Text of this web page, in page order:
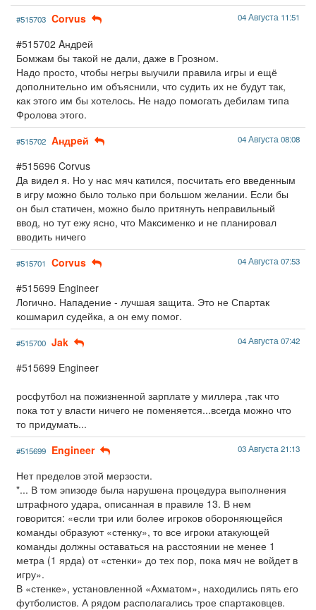
#515703 Corvus 04 Августа 11:51
#515702 Aндpeй
Бомжам бы такой не дали, даже в Грозном.
Надо просто, чтобы негры выучили правила игры и ещё
дополнительно им объяснили, что судить их не будут так,
как этого им бы хотелось. Не надо помогать дебилам типа
Фролова этого.
#515702 Aндpeй 04 Августа 08:08
#515696 Corvus
Да видел я. Но у нас мяч катился, посчитать его введенным
в игру можно было только при большом желании. Если бы
он был статичен, можно было притянуть неправильный
ввод, но тут ежу ясно, что Максименко и не планировал
вводить ничего
#515701 Corvus 04 Августа 07:53
#515699 Engineer
Логично. Нападение - лучшая защита. Это не Спартак
кошмарил судейка, а он ему помог.
#515700 Jak 04 Августа 07:42
#515699 Engineer
росфутбол на пожизненной зарплате у миллера ,так что
пока тот у власти ничего не поменяется...всегда можно что
то придумать...
#515699 Engineer 03 Августа 21:13
Нет пределов этой мерзости.
"... В том эпизоде была нарушена процедура выполнения
штрафного удара, описанная в правиле 13. В нем
говорится: «если три или более игроков обороняющейся
команды образуют «стенку», то все игроки атакующей
команды должны оставаться на расстоянии не менее 1
метра (1 ярда) от «стенки» до тех пор, пока мяч не войдет в
игру».
В «стенке», установленной «Ахматом», находились пять его
футболистов. А рядом располагались трое спартаковцев.